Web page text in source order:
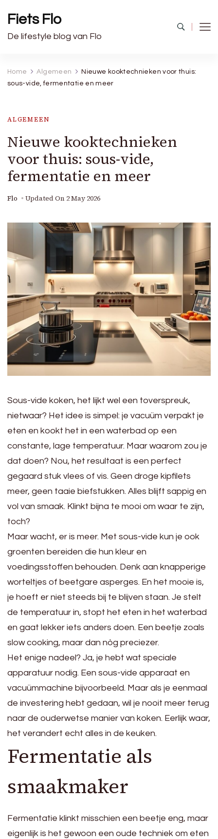
Fiets Flo
De lifestyle blog van Flo
Home Algemeen
Nieuwe kooktechnieken voor thuis:
sous-vide, fermentatie en meer
ALGEMEEN
Nieuwe kooktechnieken
voor thuis: sous-vide,
fermentatie en meer
Flo Updated On 2 May 2026
Sous-vide koken, het lijkt wel een toverspreuk,
nietwaar? Het idee is simpel: je vacuüm verpakt je
eten en kookt het in een waterbad op een
constante, lage temperatuur. Maar waarom zou je
dat doen? Nou, het resultaat is een perfect
gegaard stuk vlees of vis. Geen droge kipfilets
meer, geen taaie biefstukken. Alles blijft sappig en
vol van smaak. Klinkt bijna te mooi om waar te zijn,
toch?
Maar wacht, er is meer. Met sous-vide kun je ook
groenten bereiden die hun kleur en
voedingsstoffen behouden. Denk aan knapperige
worteltjes of beetgare asperges. En het mooie is,
je hoeft er niet steeds bij te blijven staan. Je stelt
de temperatuur in, stopt het eten in het waterbad
en gaat lekker iets anders doen. Een beetje zoals
slow cooking, maar dan nòg preciezer.
Het enige nadeel? Ja, je hebt wat speciale
apparatuur nodig. Een sous-vide apparaat en
vacuümmachine bijvoorbeeld. Maar als je eenmaal
de investering hebt gedaan, wil je nooit meer terug
naar de ouderwetse manier van koken. Eerlijk waar,
het verandert echt alles in de keuken.
Fermentatie als
smaakmaker
Fermentatie klinkt misschien een beetje eng, maar
eigenlijk is het gewoon een oude techniek om eten